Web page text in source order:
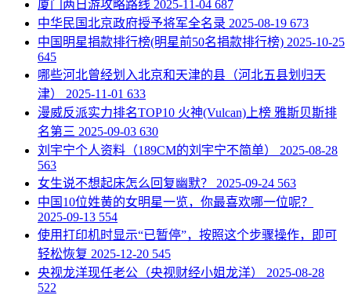
​厦门两日游攻略路线 2025-11-04 687
中华民国北京政府授予将军全名录 2025-08-19 673
​中国明星捐款排行榜(明星前50名捐款排行榜) 2025-10-25
645
​哪些河北曾经划入北京和天津的县（河北五县划归天
津）
2025-11-01 633
​漫威反派实力排名TOP10 火神(Vulcan)上榜 雅斯贝斯排
名第三 2025-09-03 630
​刘宇宁个人资料（189CM的刘宇宁不简单）
2025-08-28
563
​女生说不想起床怎么回复幽默？
2025-09-24 563
​中国10位姓黄的女明星一览，你最喜欢哪一位呢？
2025-09-13 554
​使用打印机时显示“已暂停”，按照这个步骤操作，即可
轻松恢复 2025-12-20 545
​央视龙洋现任老公（央视财经小姐龙洋）
2025-08-28
522